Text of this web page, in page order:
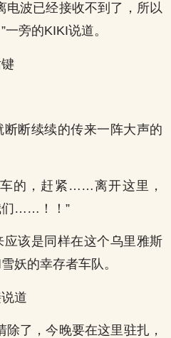
电波已经接收不到了，所以
旁的KIKI说道。
断续续的传来一阵大声的
的，赶紧……离开这里，
……！！”
该是同样在这个乌里雅斯
妖的幸存者车队。
道
除了，今晚要在这里驻扎，